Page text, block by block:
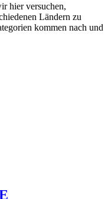
hier versuchen,
Ländern zu
kommen nach und